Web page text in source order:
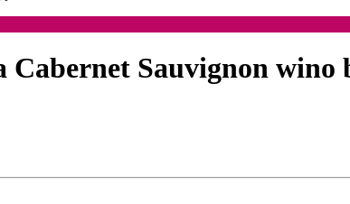
Cabernet Sauvignon wino